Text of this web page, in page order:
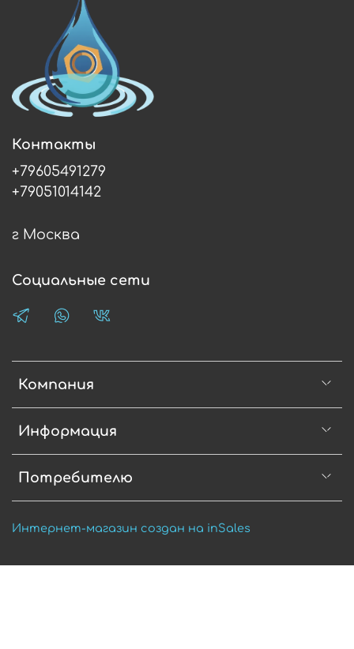
Компания
Информация
Потребителю
Контакты
+79605491279
+79051014142
г Москва
Социальные сети
Интернет-магазин создан на inSales